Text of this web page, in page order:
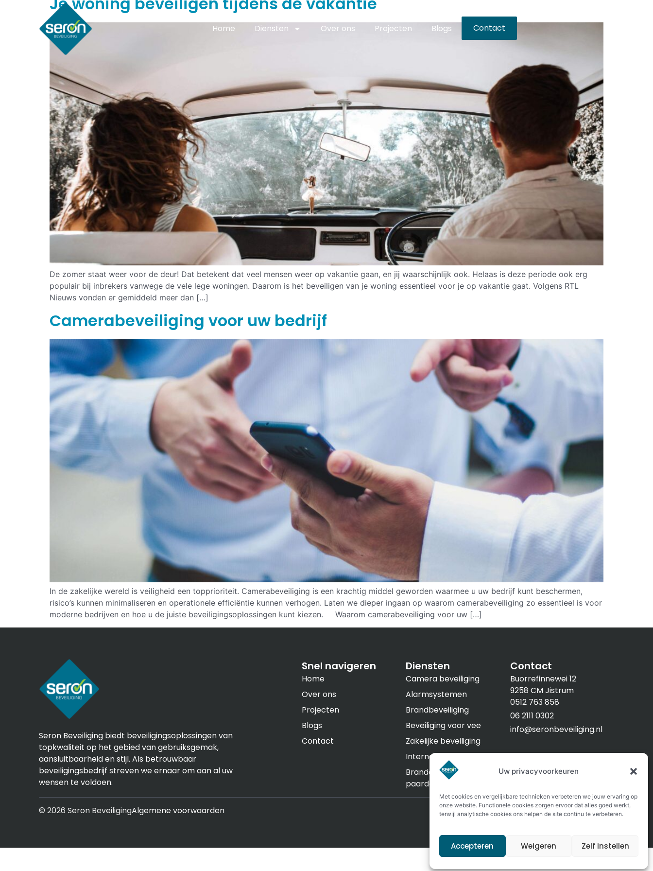
Uw privacyvoorkeuren
Met cookies en vergelijkbare technieken verbeteren we jouw ervaring op
onze website. Functionele cookies zorgen ervoor dat alles goed werkt,
terwijl analytische cookies ons helpen de site continu te verbeteren.
Accepteren Weigeren Zelf instellen
Home Diensten Over ons Projecten Blogs Contact
De zomer staat weer voor de deur! Dat betekent dat veel mensen weer op vakantie gaan, en jij waarschijnlijk ook. Helaas is deze periode ook erg
populair bij inbrekers vanwege de vele lege woningen. Daarom is het beveiligen van je woning essentieel voor je op vakantie gaat. Volgens RTL
Nieuws vonden er gemiddeld meer dan […]
Camerabeveiliging voor uw bedrijf
In de zakelijke wereld is veiligheid een topprioriteit. Camerabeveiliging is een krachtig middel geworden waarmee u uw bedrijf kunt beschermen,
risico’s kunnen minimaliseren en operationele efficiëntie kunnen verhogen. Laten we dieper ingaan op waarom camerabeveiliging zo essentieel is voor
moderne bedrijven en hoe u de juiste beveiligingsoplossingen kunt kiezen. Waarom camerabeveiliging voor uw […]
Seron Beveiliging biedt beveiligingsoplossingen van
topkwaliteit op het gebied van gebruiksgemak,
aansluitbaarheid en stijl. Als betrouwbaar
beveiligingsbedrijf streven we ernaar om aan al uw
wensen te voldoen.
Snel navigeren
Home
Over ons
Projecten
Blogs
Contact
Diensten
Camera beveiliging
Alarmsystemen
Brandbeveiliging
Beveiliging voor vee
Zakelijke beveiliging
Internet in de stal
Branddetectie voor de
paardenstal
Contact
Buorrefinnewei 12
9258 CM Jistrum
0512 763 858
06 2111 0302
info@seronbeveiliging.nl
© 2026 Seron BeveiligingAlgemene voorwaarden